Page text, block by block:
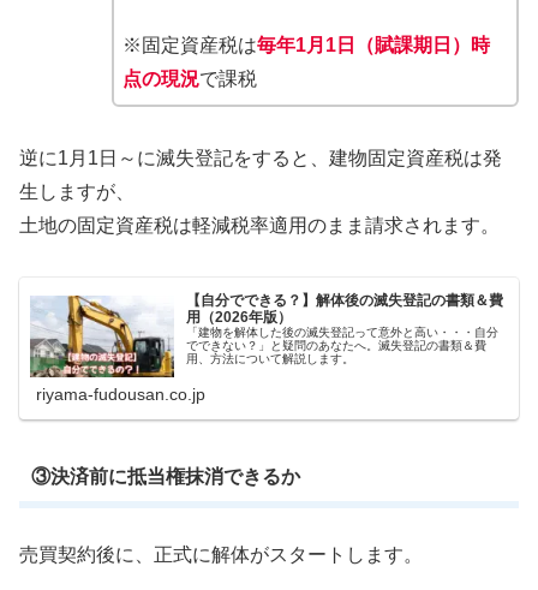
※固定資産税は毎年1月1日（賦課期日）時
点の現況で課税
逆に1月1日～に滅失登記をすると、建物固定資産税は発
生しますが、
土地の固定資産税は軽減税率適用のまま請求されます。
【自分でできる？】解体後の滅失登記の書類＆費
用（2026年版）
「建物を解体した後の滅失登記って意外と高い・・・自分
でできない？」と疑問のあなたへ。滅失登記の書類＆費
用、方法について解説します。
riyama-fudousan.co.jp
③決済前に抵当権抹消できるか
売買契約後に、正式に解体がスタートします。